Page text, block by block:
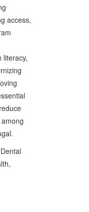
access,
literacy,